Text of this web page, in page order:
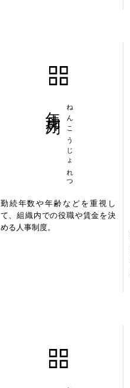
ねんこうじょれつ
勤続年数や年齢などを重視し
て、組織内での役職や賃金を決
める人事制度。